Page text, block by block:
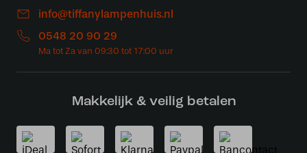
info@tiffanylampenhuis.nl
0548 20 90 29
Makkelijk & veilig betalen